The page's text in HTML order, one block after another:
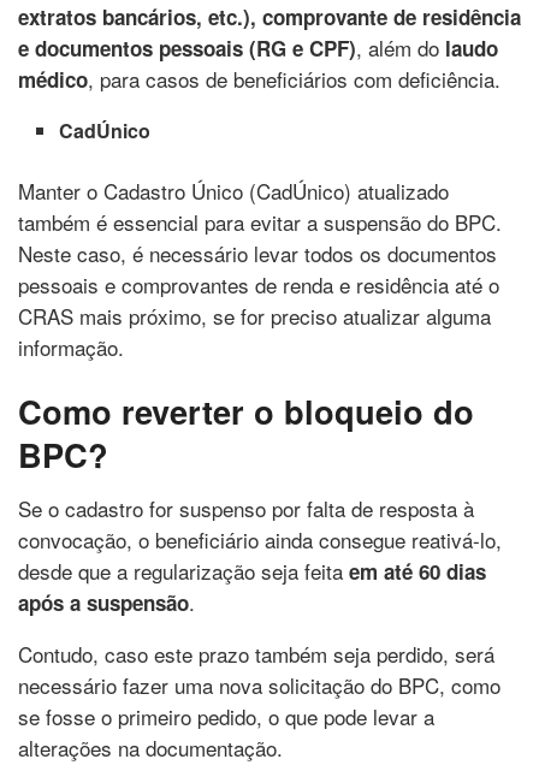
extratos bancários, etc.), comprovante de residência
e documentos pessoais (RG e CPF), além do laudo
médico, para casos de beneficiários com deficiência.
CadÚnico
Manter o Cadastro Único (CadÚnico) atualizado
também é essencial para evitar a suspensão do BPC.
Neste caso, é necessário levar todos os documentos
pessoais e comprovantes de renda e residência até o
CRAS mais próximo, se for preciso atualizar alguma
informação.
Como reverter o bloqueio do
BPC?
Se o cadastro for suspenso por falta de resposta à
convocação, o beneficiário ainda consegue reativá-lo,
desde que a regularização seja feita em até 60 dias
após a suspensão.
Contudo, caso este prazo também seja perdido, será
necessário fazer uma nova solicitação do BPC, como
se fosse o primeiro pedido, o que pode levar a
alterações na documentação.